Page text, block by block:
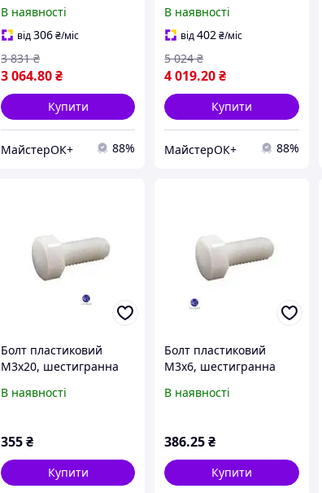
камінний вентилятор
<25dB Печний
вентилятор без
електрики 306m3/h
(180CFM)
В наявності
від306₴/міс
3 064.80₴
3 831 ₴
Купити
МайстерОК+ 88%
камінний вентилятор
<25dB Печний
вентилятор без
електрики 180CFM
(306m3/h)
В наявності
від402₴/міс
4 019.20₴
5 024 ₴
Купити
МайстерОК+ 88%
Болт пластиковий
M3x20, шестигранна
Ціна вказана за
довжина 20 мм.
В наявності
355₴
Купити
Болт пластиковий
M3x6, шестигранна
Ціна вказана за
довжина 6 мм.
В наявності
386.25₴
Купити